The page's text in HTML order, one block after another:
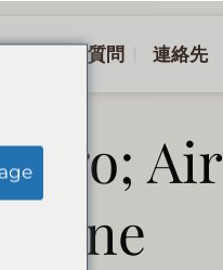
よくあるご質問 連絡先
Air